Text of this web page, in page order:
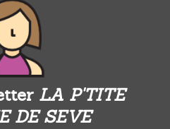
LA P'TITE
DE SEVE